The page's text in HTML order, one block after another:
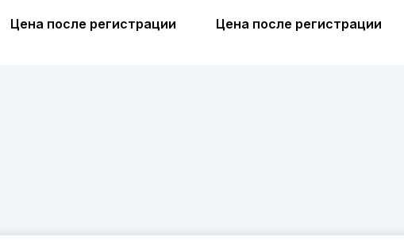
Цена после регистрации Цена после регистрации